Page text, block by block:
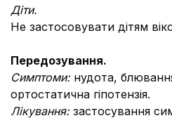
Діти.
Не застосовувати дітям
Передозування.
Симптоми: нудота,
ортостатична гіпотензія.
Лікування: застосування